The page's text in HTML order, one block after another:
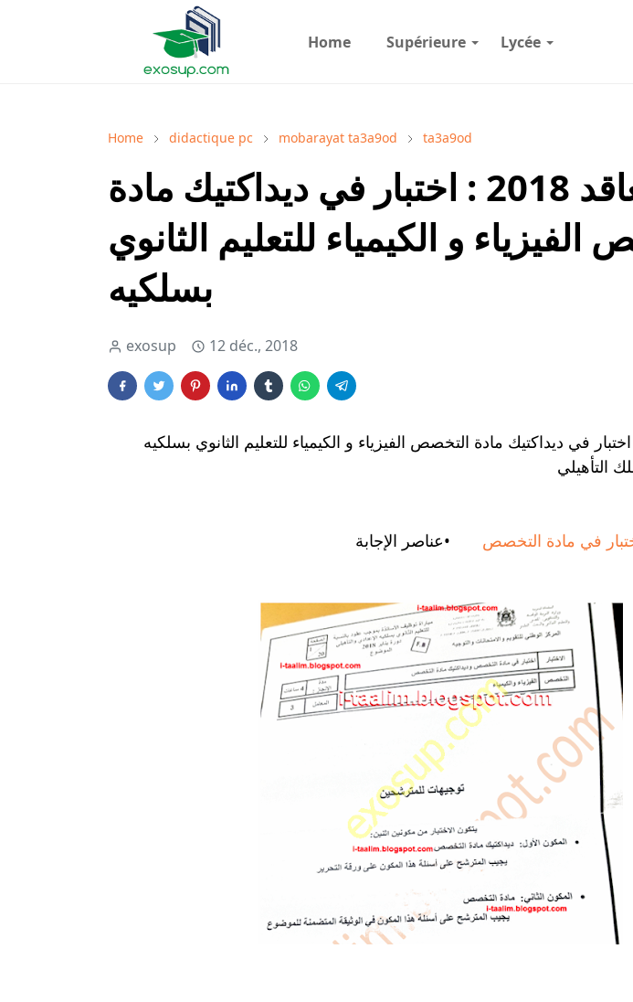
Home Supérieure Lycée
Home didactique pc mobarayat ta3a9od ta3a9od
مباراة التعاقد 2018 : اختبار في ديداكتيك مادة
الفيزياء و الكيمياء للتعليم الثانوي
بسلكيه
exosup 12 déc., 2018
التأهيلي
في مادة التخصص •عناصر الإجابة